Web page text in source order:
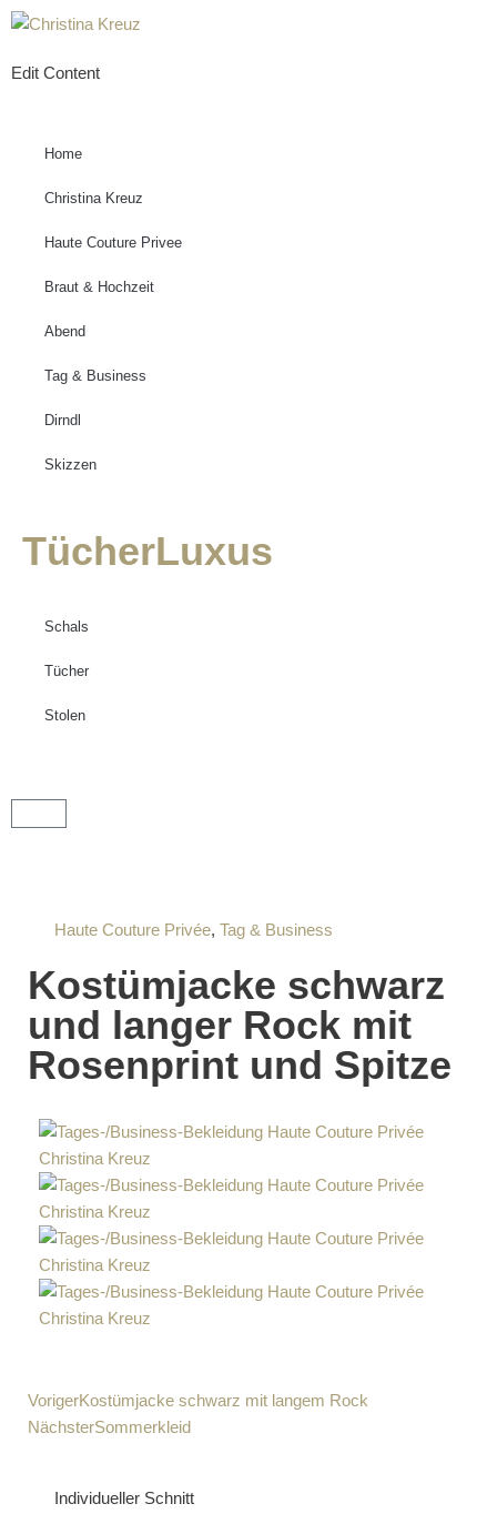
Edit Content
Home
Christina Kreuz
Haute Couture Privee
Braut & Hochzeit
Abend
Tag & Business
Dirndl
Skizzen
TücherLuxus
Schals
Tücher
Stolen
Haute Couture Privée, Tag & Business
Kostümjacke schwarz
und langer Rock mit
Rosenprint und Spitze
VorigerKostümjacke schwarz mit langem Rock
NächsterSommerkleid
Individueller Schnitt